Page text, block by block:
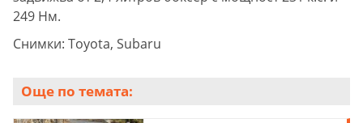
249 Нм.
Снимки: Toyota, Subaru
Още по темата: